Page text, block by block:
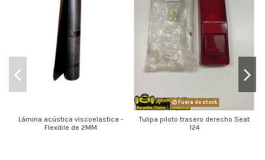
Lámina acústica viscoelastica -
Flexible de 2MM
Fuera de stock
Tulipa piloto trasero derecho Seat
124